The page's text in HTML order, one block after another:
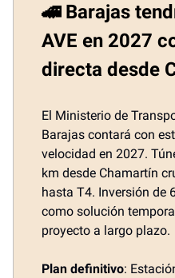
🚄 Barajas
AVE en 2027
directa desde
El Ministerio de
Barajas contará con
velocidad en 2027.
km desde Chamartín
hasta T4. Inversión de
como solución
proyecto a largo plazo.
Plan definitivo: